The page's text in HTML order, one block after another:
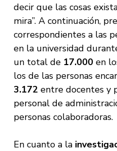
decir que las cosas
mira”. A continuación,
correspondientes a las
en la universidad
un total de 17.000en
los de las personas
3.172 entre docentes y
personal de
personas colaboradoras.
En cuanto a la